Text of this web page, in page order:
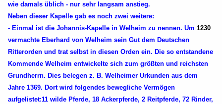
wie damals üblich - nur sehr langsam anstieg.
Neben dieser Kapelle gab es noch zwei weitere:
- Einmal ist die Johannis-Kapelle in Welheim zu nennen. Um 1230
vermachte Eberhard von Welheim sein Gut dem Deutschen
Ritterorden und trat selbst in diesen Orden ein. Die so entstandene
Kommende Welheim entwickelte sich zum größten und reichsten
Grundherrn. Dies belegen z. B. Welheimer Urkunden aus dem
Jahre 1369. Dort wird folgendes bewegliche Vermögen
aufgelistet:11 wilde Pferde, 18 Ackerpferde, 2 Reitpferde, 72 Rinder,